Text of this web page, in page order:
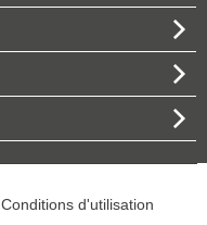
Conditions d'utilisation